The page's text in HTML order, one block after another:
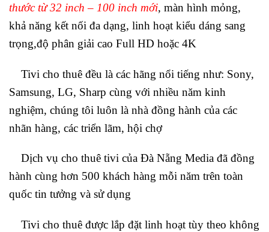
thước từ 32 inch – 100 inch mới, màn hình mỏng,
khả năng kết nối đa dạng, linh hoạt kiểu dáng sang
trọng,độ phân giải cao Full HD hoặc 4K
Tivi cho thuê đều là các hãng nổi tiếng như: Sony,
Samsung, LG, Sharp cùng với nhiều năm kinh
nghiệm, chúng tôi luôn là nhà đồng hành của các
nhãn hàng, các triển lãm, hội chợ
Dịch vụ cho thuê tivi của Đà Nẵng Media đã đồng
hành cùng hơn 500 khách hàng mỗi năm trên toàn
quốc tin tưởng và sử dụng
Tivi cho thuê được lắp đặt linh hoạt tùy theo không